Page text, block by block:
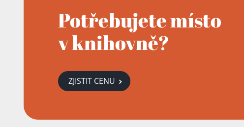
Potřebujete místo
v knihovně?
ZJISTIT CENU